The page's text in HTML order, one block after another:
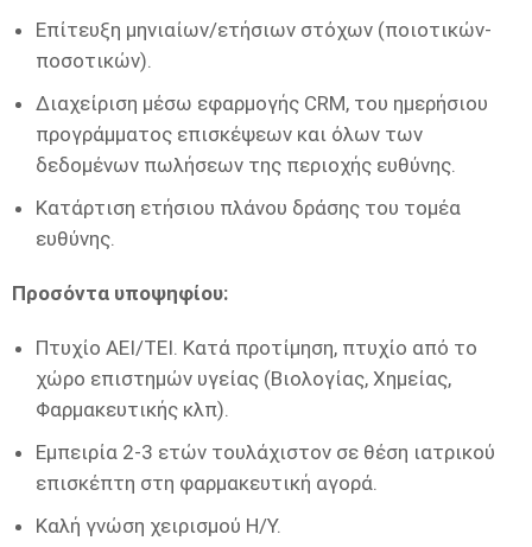
Επίτευξη μηνιαίων/ετήσιων στόχων (ποιοτικών-
ποσοτικών).
Διαχείριση μέσω εφαρμογής CRM, του ημερήσιου
προγράμματος επισκέψεων και όλων των
δεδομένων πωλήσεων της περιοχής ευθύνης.
Κατάρτιση ετήσιου πλάνου δράσης του τομέα
ευθύνης.
Προσόντα υποψηφίου:
Πτυχίο ΑΕΙ/ΤΕΙ. Κατά προτίμηση, πτυχίο από το
χώρο επιστημών υγείας (Βιολογίας, Χημείας,
Φαρμακευτικής κλπ).
Εμπειρία 2-3 ετών τουλάχιστον σε θέση ιατρικού
επισκέπτη στη φαρμακευτική αγορά.
Καλή γνώση χειρισμού Η/Υ.